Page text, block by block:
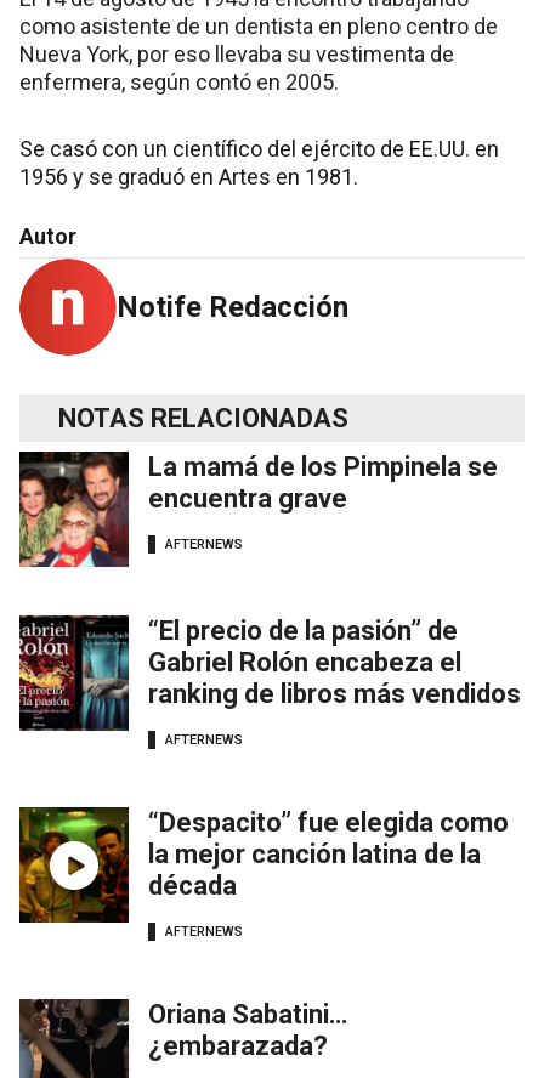
como asistente de un dentista en pleno centro de
Nueva York, por eso llevaba su vestimenta de
enfermera, según contó en 2005.
Se casó con un científico del ejército de EE.UU. en
1956 y se graduó en Artes en 1981.
Autor
Notife Redacción
NOTAS RELACIONADAS
La mamá de los Pimpinela se
encuentra grave
AFTERNEWS
“El precio de la pasión” de
Gabriel Rolón encabeza el
ranking de libros más vendidos
AFTERNEWS
“Despacito” fue elegida como
la mejor canción latina de la
década
AFTERNEWS
Oriana Sabatini…
¿embarazada?